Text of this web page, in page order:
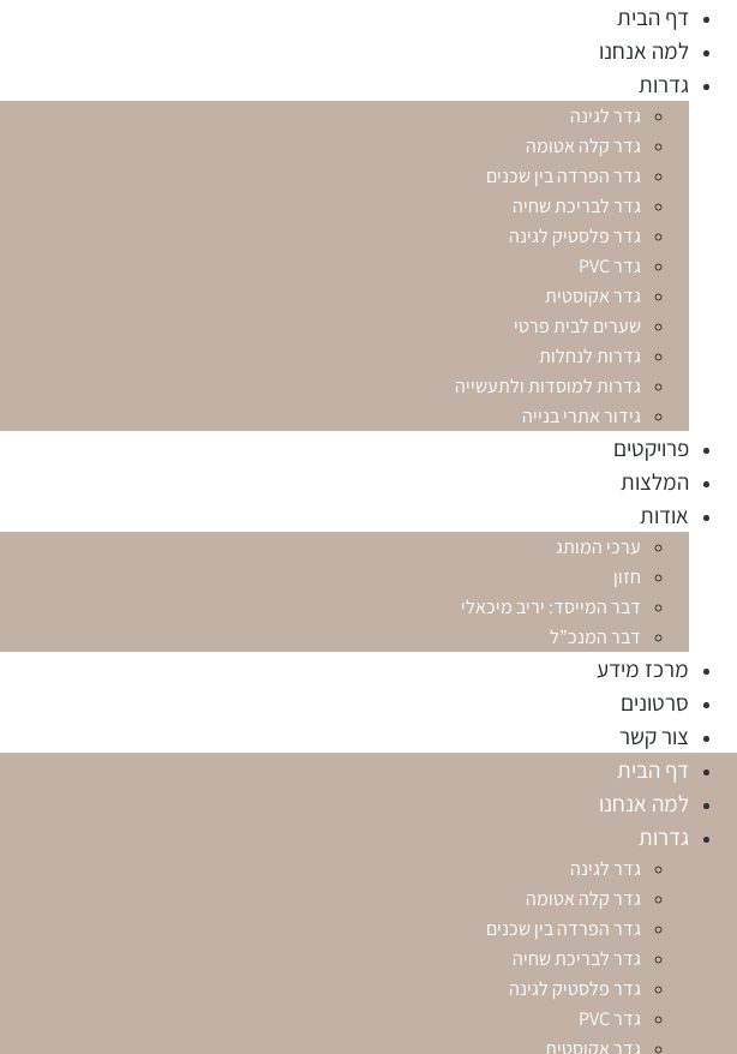
דף הבית
למה אנחנו
גדרות
גדר לגינה
גדר קלה אטומה
גדר הפרדה בין שכנים
גדר לבריכת שחיה
גדר פלסטיק לגינה
גדר PVC
גדר אקוסטית
שערים לבית פרטי
גדרות לנחלות
גדרות למוסדות ולתעשייה
גידור אתרי בנייה
פרויקטים
המלצות
אודות
ערכי המותג
חזון
דבר המייסד: יריב מיכאלי
דבר המנכ”ל
מרכז מידע
סרטונים
צור קשר
דף הבית
למה אנחנו
גדרות
גדר לגינה
גדר קלה אטומה
גדר הפרדה בין שכנים
גדר לבריכת שחיה
גדר פלסטיק לגינה
גדר PVC
גדר אקוסטית